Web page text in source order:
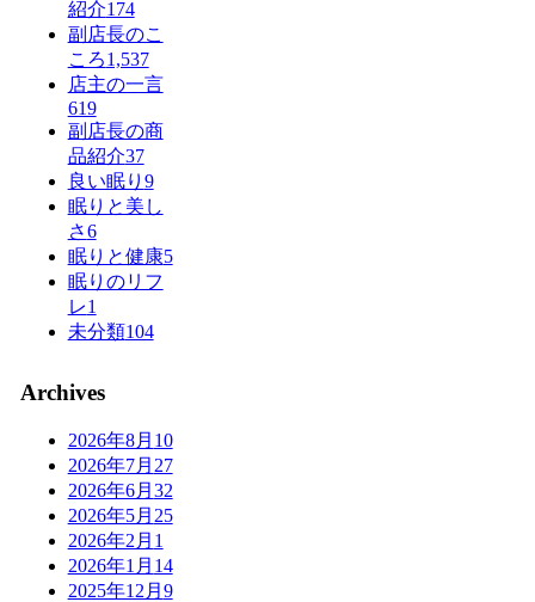
紹介174
副店長のこ
ころ1,537
店主の一言
619
副店長の商
品紹介37
良い眠り 9
眠りと美し
さ6
眠りと健康5
眠りのリフ
レ1
未分類104
Archives
2026年8月 10
2026年7月 27
2026年6月 32
2026年5月 25
2026年2月 1
2026年1月 14
2025年12月 9